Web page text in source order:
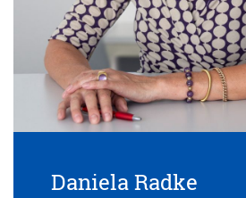
Daniela Radke